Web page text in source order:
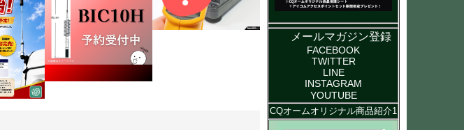
メールマガジン登録
FACEBOOK
TWITTER
LINE
INSTAGRAM
YOUTUBE
CQオームオリジナル商品紹介1